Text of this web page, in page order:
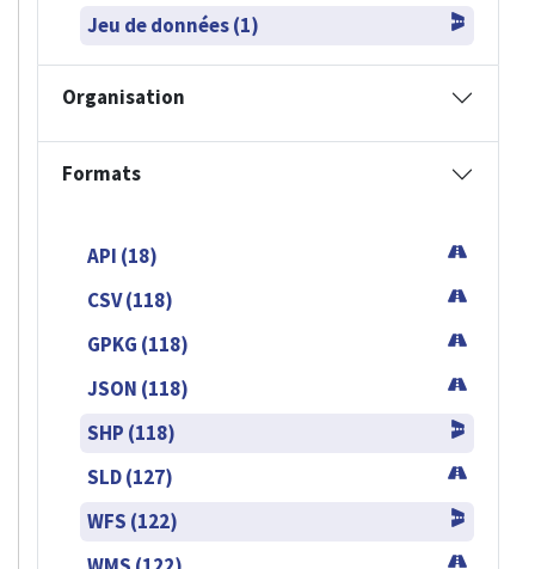
Jeu de données (1)
Organisation
Formats
API (18)
CSV (118)
GPKG (118)
JSON (118)
SHP (118)
SLD (127)
WFS (122)